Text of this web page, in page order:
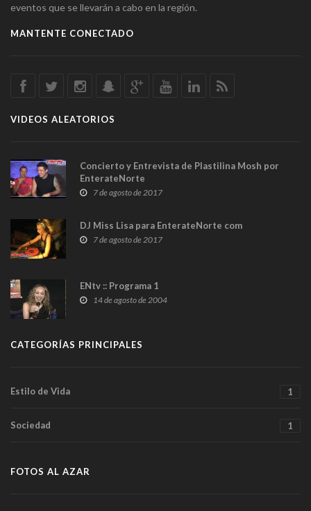
eventos que se llevarán a cabo en la región.
MANTENTE CONECTADO
VIDEOS ALEATORIOS
Concierto y Entrevista de Plastilina Mosh por
EnterateNorte
7 de agosto de 2017
DJ Miss Lisa para EnterateNorte com
7 de agosto de 2017
ENtv :: Programa 1
14 de agosto de 2004
CATEGORÍAS PRINCIPALES
Estilo de Vida 1
Sociedad 1
FOTOS AL AZAR